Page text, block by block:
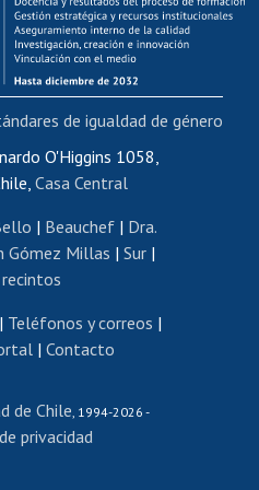
os
de capacitación
del personal
interna
de renta
renta honorarios
blancas
os
de títulos
de Movilidad Estudiantil
español
O'Higgins 1058,
Casa Central
| Beauchef| Dra.
Gómez Millas | Sur |
| Teléfonos y correos |
| Contacto
de Chile , 1994-2026 -
privacidad
de igualdad de género